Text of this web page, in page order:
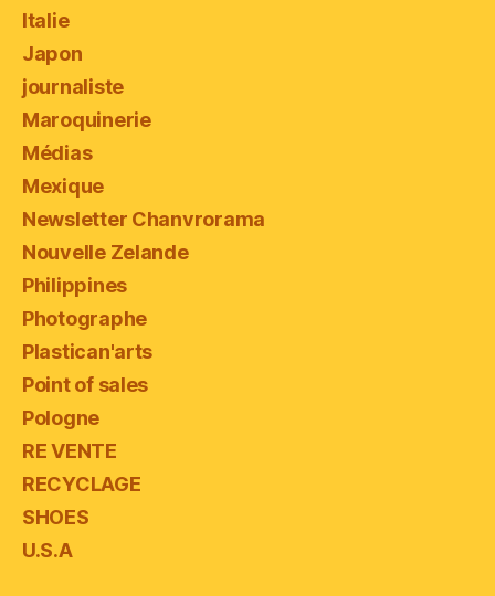
Italie
Japon
journaliste
Maroquinerie
Médias
Mexique
Newsletter Chanvrorama
Nouvelle Zelande
Philippines
Photographe
Plastican'arts
Point of sales
Pologne
RE VENTE
RECYCLAGE
SHOES
U.S.A